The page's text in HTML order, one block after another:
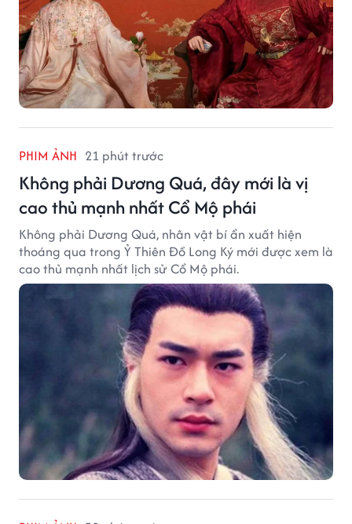
PHIM ẢNH 21 phút trước
Không phải Dương Quá, đây mới là vị
cao thủ mạnh nhất Cổ Mộ phái
Không phải Dương Quá, nhân vật bí ẩn xuất hiện
thoáng qua trong Ỷ Thiên Đồ Long Ký mới được xem là
cao thủ mạnh nhất lịch sử Cổ Mộ phái.